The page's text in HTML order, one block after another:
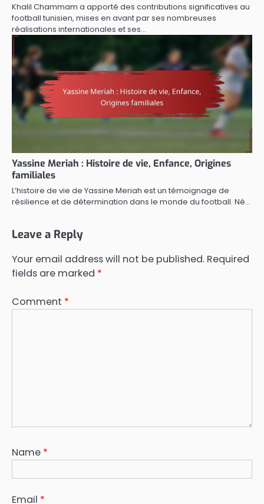
Khalil Chammam a apporté des contributions significatives au
football tunisien, mises en avant par ses nombreuses
réalisations internationales et ses…
Yassine Meriah : Histoire de vie, Enfance, Origines
familiales
L’histoire de vie de Yassine Meriah est un témoignage de
résilience et de détermination dans le monde du football. Né…
Leave a Reply
Your email address will not be published. Required
fields are marked *
Comment *
Name *
Email *